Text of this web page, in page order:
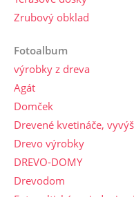
Zrubový obklad
Fotoalbum
výrobky z dreva
Agát
Domček
Drevené kvetináče,
Drevo výrobky
DREVO-DOMY
Drevodom